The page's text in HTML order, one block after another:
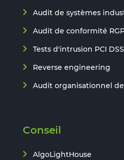
Audit de systèmes
Audit de conformité
Tests d'intrusion PCI DSS
Reverse engineering
Audit organisationnel
Conseil
AlgoLightHouse